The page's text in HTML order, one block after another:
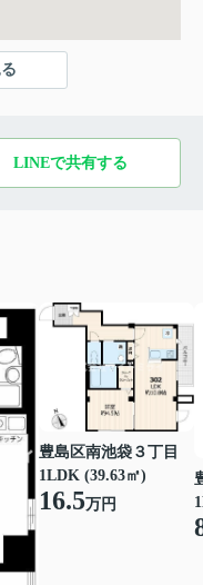
LINEで共有する
豊島区南池袋３丁目
1LDK (39.63㎡)
16.5万円